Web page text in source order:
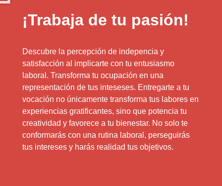
¡Trabaja de tu pasión!
Descubre la percepción de indepencia y
satisfacción al implicarte con tu entusiasmo
laboral. Transforma tu ocupación en una
representación de tus inteseses. Entregarte a tu
vocación no únicamente transforma tus labores en
experiencias gratificantes, sino que potencia tu
creatividad y favorece a tu bienestar. No solo te
conformarás con una rutina laboral, perseguirás
tus intereses y harás realidad tus objetivos.